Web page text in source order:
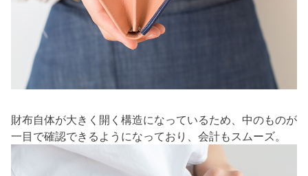
財布自体が大きく開く構造になっているため、中のものが
一目で確認できるようになっており、会計もスムーズ。